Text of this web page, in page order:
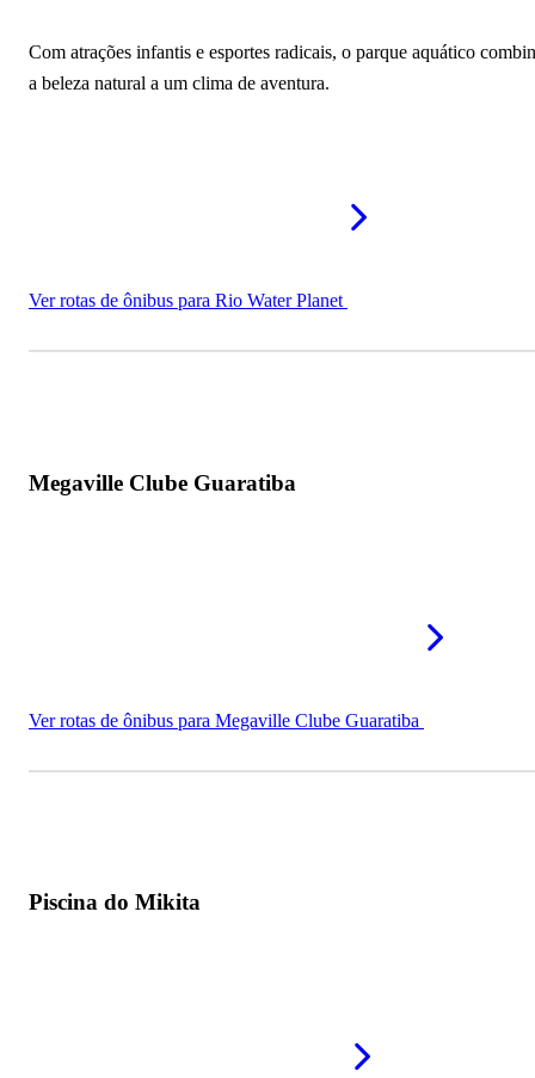
Fazendinha Splash Park
Com atrações infantis e esportes radicais, o parque aquático
a beleza natural a um clima de aventura.
Ver rotas de ônibus para Rio Water Planet
Megaville Clube Guaratiba
Ver rotas de ônibus para Megaville Clube Guaratiba
Piscina do Mikita